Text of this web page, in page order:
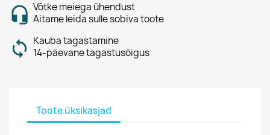
Võtke meiega ühendust
Aitame leida sulle sobiva toote
Kauba tagastamine
14-päevane tagastusõigus
Toote üksikasjad